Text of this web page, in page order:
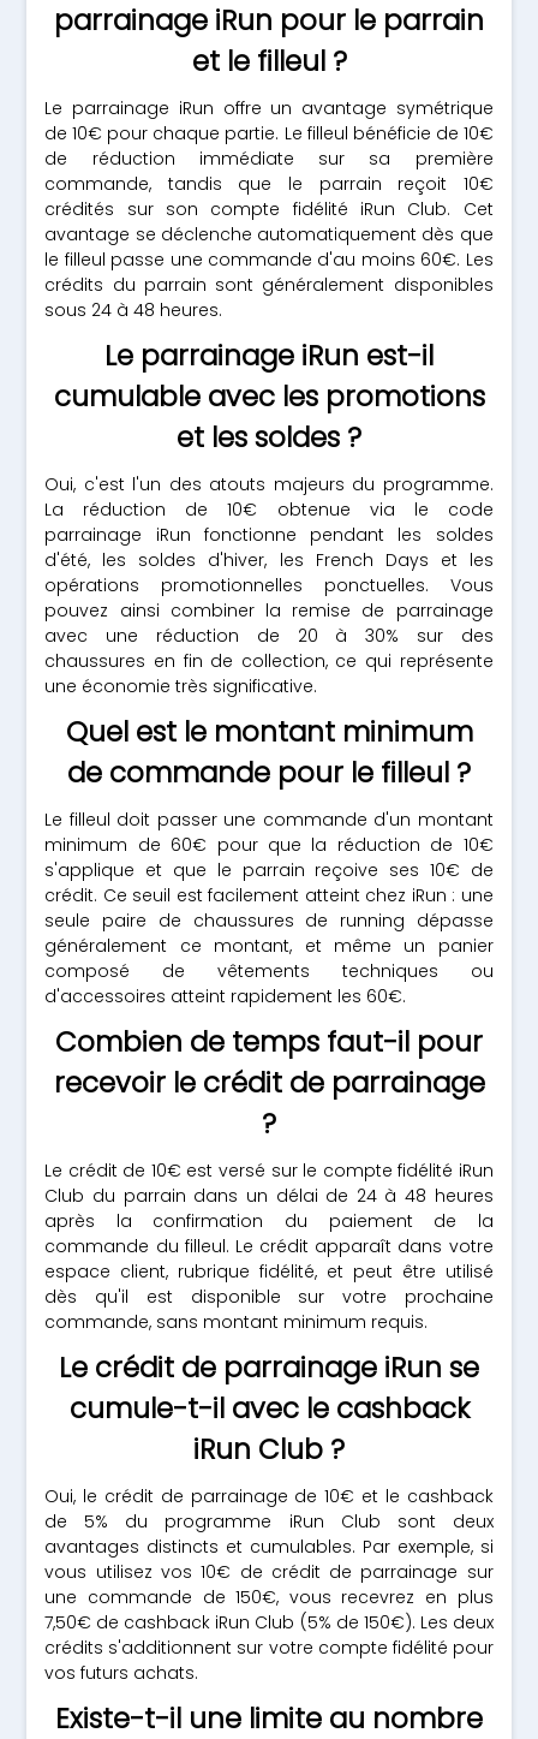
parrainage iRun pour le parrain
et le filleul ?
Le parrainage iRun offre un avantage symétrique
de 10€ pour chaque partie. Le filleul bénéficie de 10€
de réduction immédiate sur sa première
commande, tandis que le parrain reçoit 10€
crédités sur son compte fidélité iRun Club. Cet
avantage se déclenche automatiquement dès que
le filleul passe une commande d'au moins 60€. Les
crédits du parrain sont généralement disponibles
sous 24 à 48 heures.
Le parrainage iRun est-il
cumulable avec les promotions
et les soldes ?
Oui, c'est l'un des atouts majeurs du programme.
La réduction de 10€ obtenue via le code
parrainage iRun fonctionne pendant les soldes
d'été, les soldes d'hiver, les French Days et les
opérations promotionnelles ponctuelles. Vous
pouvez ainsi combiner la remise de parrainage
avec une réduction de 20 à 30% sur des
chaussures en fin de collection, ce qui représente
une économie très significative.
Quel est le montant minimum
de commande pour le filleul ?
Le filleul doit passer une commande d'un montant
minimum de 60€ pour que la réduction de 10€
s'applique et que le parrain reçoive ses 10€ de
crédit. Ce seuil est facilement atteint chez iRun : une
seule paire de chaussures de running dépasse
généralement ce montant, et même un panier
composé de vêtements techniques ou
d'accessoires atteint rapidement les 60€.
Combien de temps faut-il pour
recevoir le crédit de parrainage
?
Le crédit de 10€ est versé sur le compte fidélité iRun
Club du parrain dans un délai de 24 à 48 heures
après la confirmation du paiement de la
commande du filleul. Le crédit apparaît dans votre
espace client, rubrique fidélité, et peut être utilisé
dès qu'il est disponible sur votre prochaine
commande, sans montant minimum requis.
Le crédit de parrainage iRun se
cumule-t-il avec le cashback
iRun Club ?
Oui, le crédit de parrainage de 10€ et le cashback
de 5% du programme iRun Club sont deux
avantages distincts et cumulables. Par exemple, si
vous utilisez vos 10€ de crédit de parrainage sur
une commande de 150€, vous recevrez en plus
7,50€ de cashback iRun Club (5% de 150€). Les deux
crédits s'additionnent sur votre compte fidélité pour
vos futurs achats.
Existe-t-il une limite au nombre